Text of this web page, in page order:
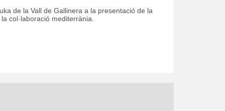
de la Vall de Gallinera a la presentació de la
col·laboració mediterrània.